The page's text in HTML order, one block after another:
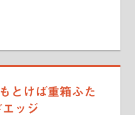
とけば重箱ふた
ッジ